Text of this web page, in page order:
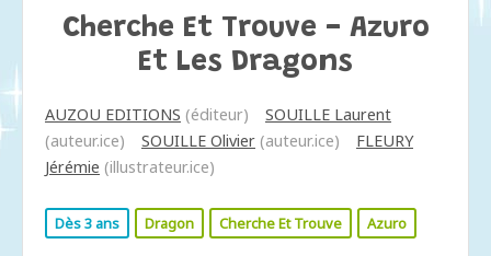
Cherche Et Trouve - Azuro
Et Les Dragons
AUZOU EDITIONS (éditeur)
SOUILLE Laurent
(auteur.ice)
SOUILLE Olivier (auteur.ice)
FLEURY
Jérémie (illustrateur.ice)
Dès 3 ans Dragon Cherche Et Trouve Azuro